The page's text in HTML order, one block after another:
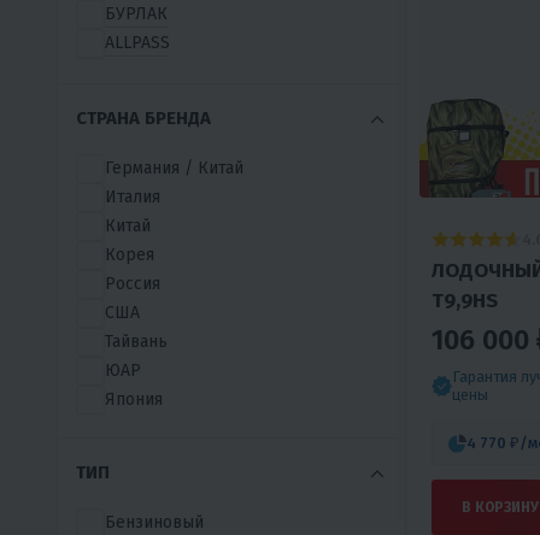
БУРЛАК
ALLPASS
EVINRUDE
EX-MOTO
GLOBALMARINE
GOLFSTREAM (PARSUN)
HANGKAI
HASWING
HDX
HONDA
HUTER
HYDRO FORCE
MERCURY
СТРАНА БРЕНДА
Германия / Китай
Италия
Китай
Корея
Россия
США
Тайвань
ЮАР
Япония
ТИП
Бензиновый
ЛОДОЧНЫЙ
T9,9HS
106 000
Гарантия
цены
4 770 ₽ /
В КОРЗИНУ